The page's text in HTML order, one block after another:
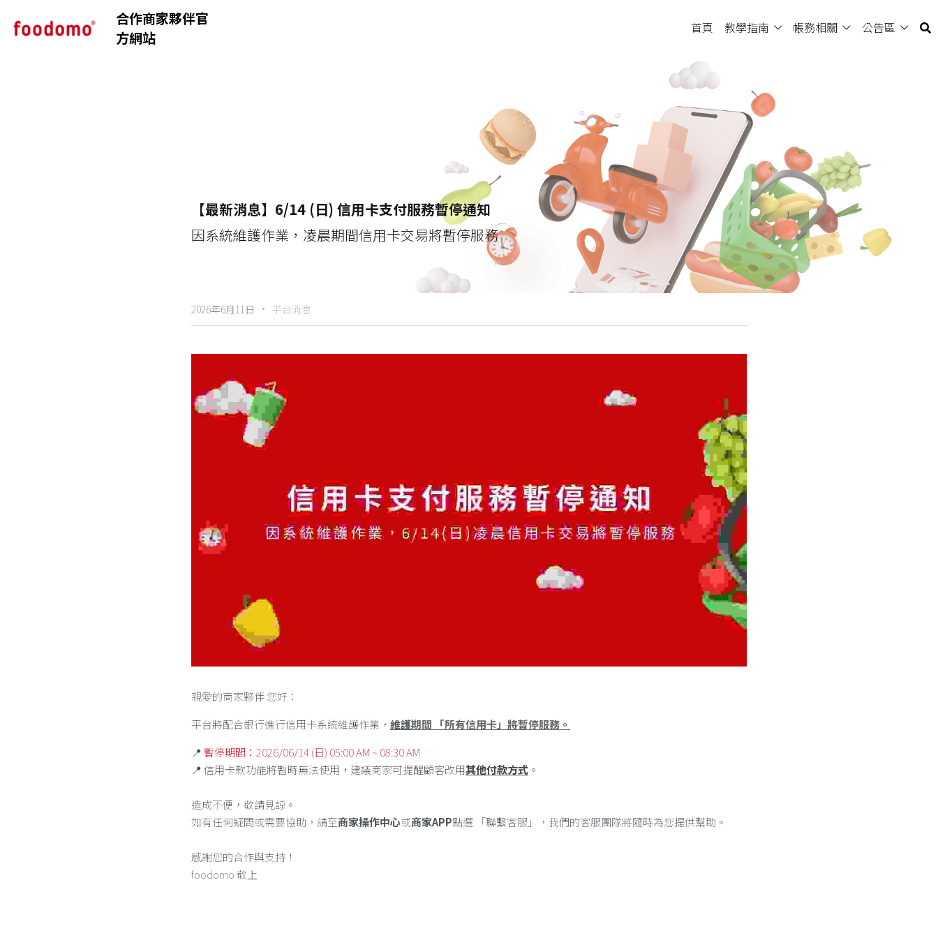
合作商家夥伴官
方網站
首頁 教學指南 帳務相關 公告區
【最新消息】6/14 (日) 信用卡支付服務暫停通知
因系統維護作業，凌晨期間信用卡交易將暫停服務
2026年6月11日 · 平台消息
親愛的商家夥伴 您好：
平台將配合銀行進行信用卡系統維護作業 ， 維護期間 「所有信用卡」將暫停服務。
📍 暫停期間：2026/06/14 (日) 05:00 AM ~ 08:30 AM
📍 信用卡款功能將暫時無法使用，建議商家可提醒顧客改用其他付款方式 。
造成不便，敬請見諒。
如有任何疑問或需要協助，請至商家操作中心或商家APP點選 「聯繫客服」，我們的客服團隊將隨時為您提供幫助。
感謝您的合作與支持！
foodomo 敬上